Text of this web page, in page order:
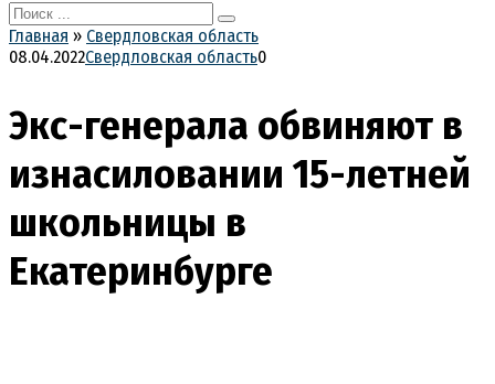
Search
for:
Главная » Свердловская область
08.04.2022Свердловская область0
Экс-генерала обвиняют в
изнасиловании 15-летней
школьницы в
Екатеринбурге